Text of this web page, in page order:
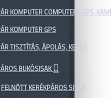
KOMPUTER COMPUTER , GPS,
KOMPUTER GPS
TISZTÍTÁS, ÁPOLÁS, KENÉS
BUKÓSISAK
FELNŐTT KERÉKPÁROS SISAK